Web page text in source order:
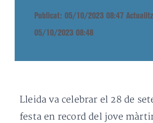
Publicat: 05/10/2023 08:47
05/10/2023 08:48
Lleida va celebrar el 28 de
festa en record del jove